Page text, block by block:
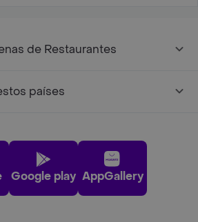
de Restaurantes
países
Google play AppGallery